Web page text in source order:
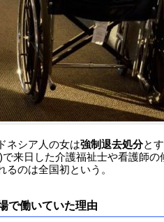
ネシア人の女は強制退去処分と
で来日した介護福祉士や看護師の
るのは全国初という。
で働いていた理由